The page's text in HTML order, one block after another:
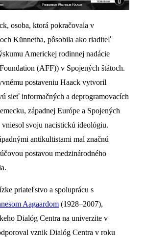
osoba, ktorá pokračovala v
Künnetha, pôsobila ako riaditeľ
Americkej rodinnej nadácie
(AFF)) v Spojených štátoch.
postaveniu Haack vytvoril
sieť informačných a deprogramovacích
západnej Európe a Spojených
svoju nacistickú ideológiu.
antikultistami mal značnú
postavou medzinárodného
priateľstvo a spoluprácu s
Aagaardom (1928–2007),
Dialóg Centra na univerzite v
vznik Dialóg Centra v roku